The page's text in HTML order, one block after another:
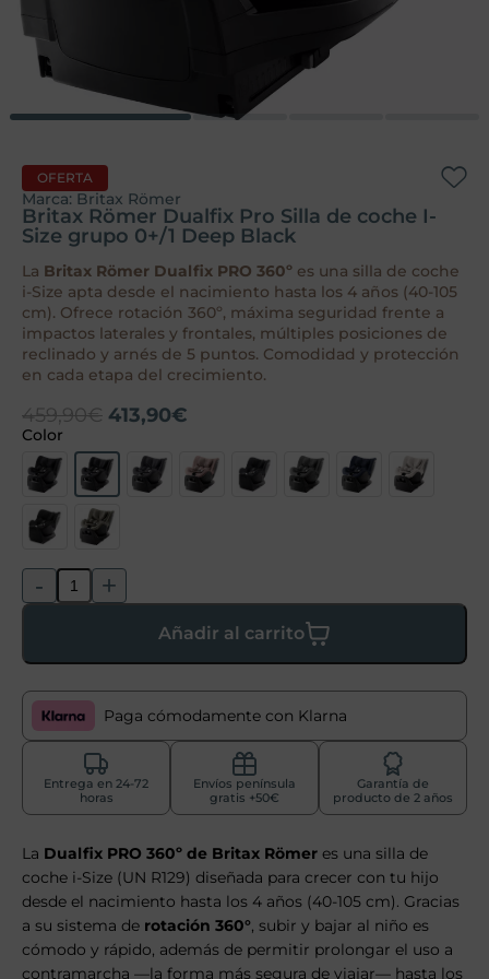
OFERTA
Marca: Britax Römer
Britax Römer Dualfix Pro Silla de coche I-
Size grupo 0+/1 Deep Black
La Britax Römer Dualfix PRO 360º es una silla de coche
i-Size apta desde el nacimiento hasta los 4 años (40-105
cm). Ofrece rotación 360º, máxima seguridad frente a
impactos laterales y frontales, múltiples posiciones de
reclinado y arnés de 5 puntos. Comodidad y protección
en cada etapa del crecimiento.
459,90€ 413,90€
Color
- +
Añadir al carrito
Paga cómodamente con Klarna
Entrega en 24-72
horas
Envíos península
gratis +50€
Garantía de
producto de 2 años
La Dualfix PRO 360º de Britax Römer es una silla de
coche i-Size (UN R129) diseñada para crecer con tu hijo
desde el nacimiento hasta los 4 años (40-105 cm). Gracias
a su sistema de rotación 360°, subir y bajar al niño es
cómodo y rápido, además de permitir prolongar el uso a
contramarcha —la forma más segura de viajar— hasta los